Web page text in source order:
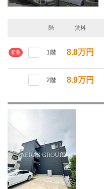
階 賃料
新着 1階 8.8万円
2階 8.9万円